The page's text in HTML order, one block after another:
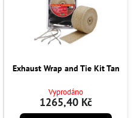
Exhaust Wrap and Tie Kit Tan
Vyprodáno
1265,40 Kč